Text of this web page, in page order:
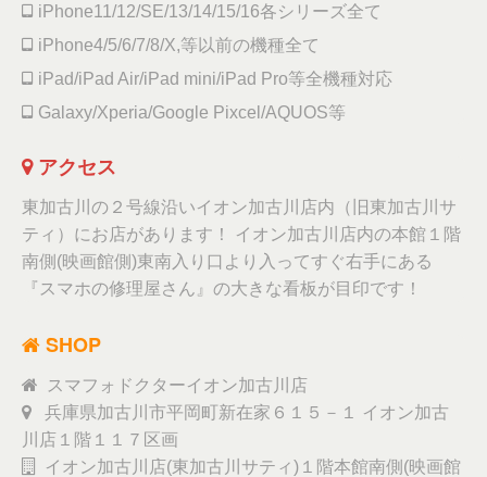
iPhone11/12/SE/13/14/15/16各シリーズ全て
iPhone4/5/6/7/8/X,等以前の機種全て
iPad/iPad Air/iPad mini/iPad Pro等全機種対応
Galaxy/Xperia/Google Pixcel/AQUOS等
アクセス
東加古川の２号線沿いイオン加古川店内（旧東加古川サ
ティ）にお店があります！ イオン加古川店内の本館１階
南側(映画館側)東南入り口より入ってすぐ右手にある
『スマホの修理屋さん』の大きな看板が目印です！
SHOP
スマフォドクターイオン加古川店
兵庫県加古川市平岡町新在家６１５－１ イオン加古
川店１階１１７区画
イオン加古川店(東加古川サティ)１階本館南側(映画館